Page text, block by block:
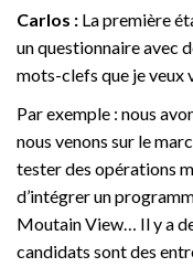
Carlos : La première
un questionnaire avec
mots-clefs que je veux
Par exemple : nous
nous venons sur le
tester des opérations
d’intégrer un
Moutain View… Il y a
candidats sont des